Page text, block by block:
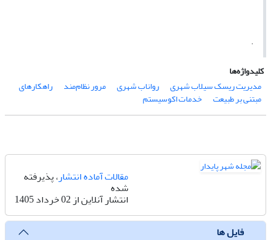
.
کلیدواژه‌ها
مدیریت ریسک سیلاب شهری
رواناب شهری مرور نظام‌مند راهکارهای
مبتنی بر طبیعت خدمات اکوسیستم
مقالات آماده انتشار، پذیرفته
شده
انتشار آنلاین از 02 خرداد 1405
فایل ها